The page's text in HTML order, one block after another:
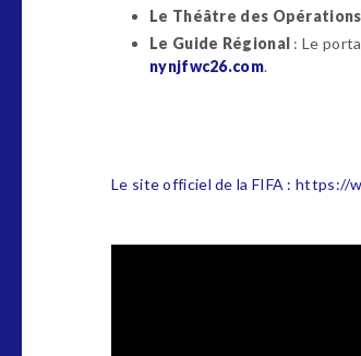
Le Théâtre des Opérations
Le Guide Régional : Le
nynjfwc26.com.
Le site officiel de la FIFA :